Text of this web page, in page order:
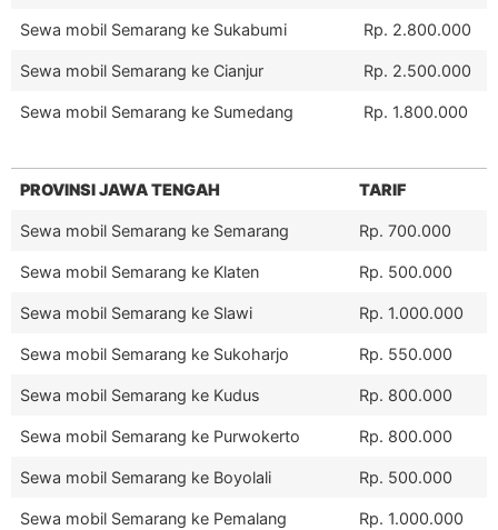
Sewa mobil Semarang ke Sukabumi Rp. 2.800.000
Sewa mobil Semarang ke Cianjur Rp. 2.500.000
Sewa mobil Semarang ke Sumedang Rp. 1.800.000
PROVINSI JAWA TENGAH TARIF
Sewa mobil Semarang ke Semarang Rp. 700.000
Sewa mobil Semarang ke Klaten Rp. 500.000
Sewa mobil Semarang ke Slawi Rp. 1.000.000
Sewa mobil Semarang ke Sukoharjo Rp. 550.000
Sewa mobil Semarang ke Kudus Rp. 800.000
Sewa mobil Semarang ke Purwokerto Rp. 800.000
Sewa mobil Semarang ke Boyolali Rp. 500.000
Sewa mobil Semarang ke Pemalang Rp. 1.000.000